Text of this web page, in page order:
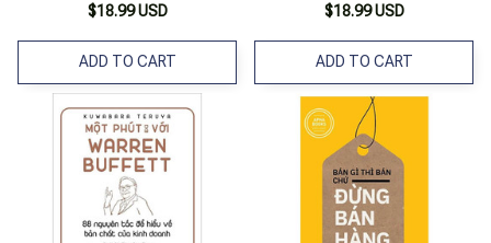
$18.99 USD
ADD TO CART
$18.99 USD
ADD TO CART